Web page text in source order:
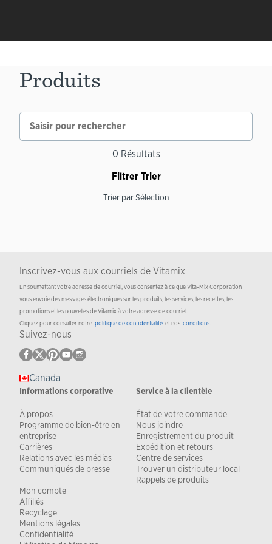
Produits
0 Résultats
Filtrer Trier
Trier parSélection
Inscrivez-vous aux courriels de Vitamix
En soumettant votre adresse de courriel, vous consentez à ce que Vita-Mix Corporation
vous envoie des messages électroniques sur les produits, les services, les recettes, les
promotions et les nouvelles de Vitamix à votre adresse de courriel.
Cliquez pour consulter notre politique de confidentialité et nos conditions.
Suivez-nous
Canada
Informations corporative
À propos
Programme de bien-être en
entreprise
Carrières
Relations avec les médias
Communiqués de presse
Service à la clientèle
État de votre commande
Nous joindre
Enregistrement du produit
Expédition et retours
Centre de services
Trouver un distributeur local
Rappels de produits
Mon compte
Affiliés
Recyclage
Mentions légales
Confidentialité